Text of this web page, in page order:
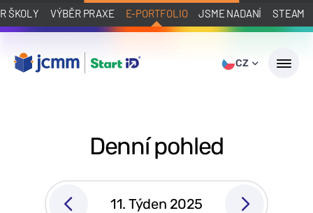
ŠKOLY VÝBĚR PRAXE E-PORTFOLIO JSME NADANÍ STEAM
CZ
Denní pohled
11. Týden 2025